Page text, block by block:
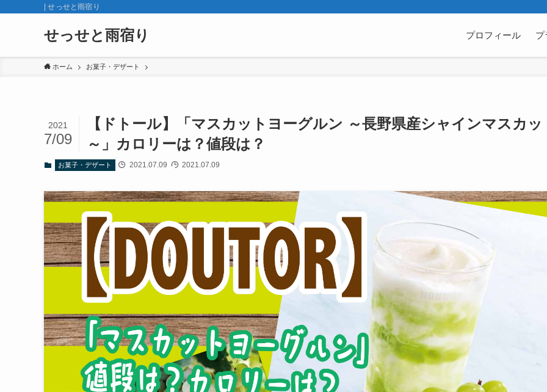
| せっせと雨宿り
せっせと雨宿り プロフィール プ
ホーム お菓子・デザート
【ドトール】「マスカットヨーグルン ～長野県産シャインマスカッ
～」カロリーは？値段は？
2021
7/09
お菓子・デザート 2021.07.09 2021.07.09